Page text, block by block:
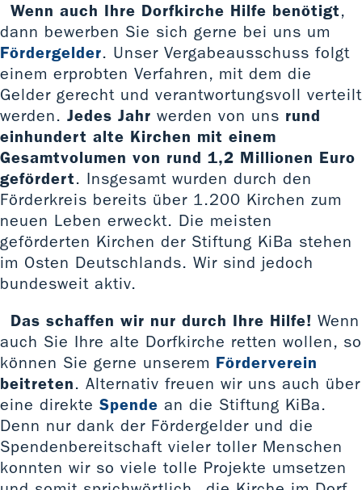
Wenn auch Ihre Dorfkirche Hilfe benötigt,
dann bewerben Sie sich gerne bei uns um
Fördergelder. Unser Vergabeausschuss folgt
einem erprobten Verfahren, mit dem die
Gelder gerecht und verantwortungsvoll verteilt
werden. Jedes Jahr werden von uns rund
einhundert alte Kirchen mit einem
Gesamtvolumen von rund 1,2 Millionen Euro
gefördert. Insgesamt wurden durch den
Förderkreis bereits über 1.200 Kirchen zum
neuen Leben erweckt. Die meisten
geförderten Kirchen der Stiftung KiBa stehen
im Osten Deutschlands. Wir sind jedoch
bundesweit aktiv.
Das schaffen wir nur durch Ihre Hilfe! Wenn
auch Sie Ihre alte Dorfkirche retten wollen, so
können Sie gerne unserem Förderverein
beitreten. Alternativ freuen wir uns auch über
eine direkte Spende an die Stiftung KiBa.
Denn nur dank der Fördergelder und die
Spendenbereitschaft vieler toller Menschen
konnten wir so viele tolle Projekte umsetzen